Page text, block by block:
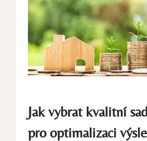
Jak vybrat kvalitní
pro optimalizaci